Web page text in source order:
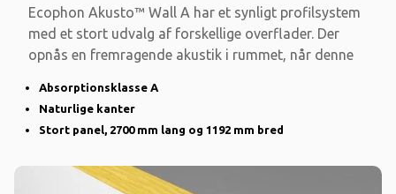
Ecophon Akusto™ Wall A har et synligt profilsystem
med et stort udvalg af forskellige overflader. Der
opnås en fremragende akustik i rummet, når denne
Absorptionsklasse A
Naturlige kanter
Stort panel, 2700 mm lang og 1192 mm bred